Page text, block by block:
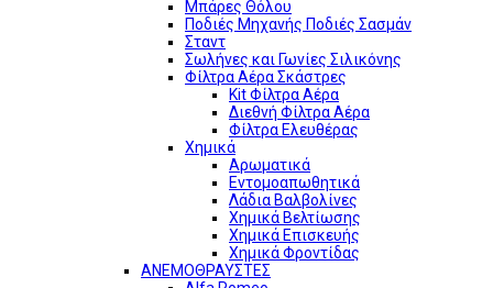
Μπάρες Θόλου
Ποδιές Μηχανής Ποδιές Σασμάν
Σταντ
Σωλήνες και Γωνίες Σιλικόνης
Φίλτρα Αέρα Σκάστρες
Kit Φίλτρα Αέρα
Διεθνή Φίλτρα Αέρα
Φίλτρα Ελευθέρας
Χημικά
Αρωματικά
Εντομοαπωθητικά
Λάδια Βαλβολίνες
Χημικά Βελτίωσης
Χημικά Επισκευής
Χημικά Φροντίδας
ΑΝΕΜΟΘΡΑΥΣΤΕΣ